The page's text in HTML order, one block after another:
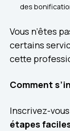
des
Vous n’êtes
certains
cette
Comment
Inscrivez-
étapes